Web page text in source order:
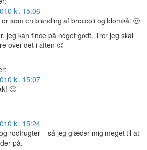
kl. 15:06
som en blanding af broccoli og blomkål 🙂
jeg kan finde på noget godt. Tror jeg skal
over det i aften 😉
kl. 15:07
🙂
kl. 15:24
rodfrugter – så jeg glæder mig meget til at
på.